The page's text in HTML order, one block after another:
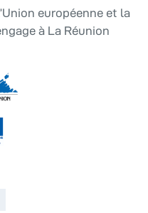
européenne et la
à La Réunion